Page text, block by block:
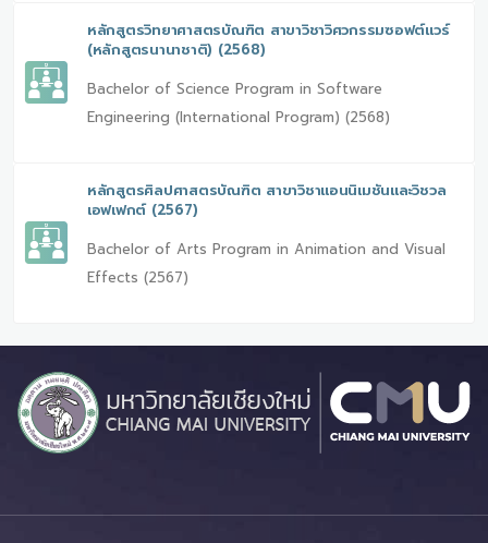
หลักสูตรวิทยาศาสตรบัณฑิต สาขาวิชาวิศวกรรมซอฟต์แวร์
(หลักสูตรนานาชาติ) (2568)
Bachelor of Science Program in Software
Engineering (International Program) (2568)
หลักสูตรศิลปศาสตรบัณฑิต สาขาวิชาแอนนิเมชันและวิชวล
เอฟเฟกต์ (2567)
Bachelor of Arts Program in Animation and Visual
Effects (2567)